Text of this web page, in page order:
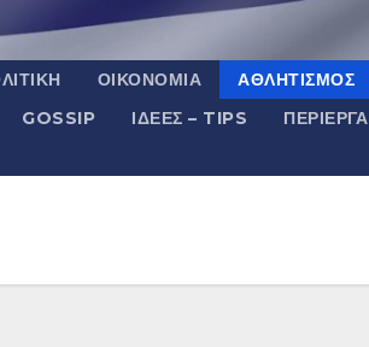
ΟΙΚΟΝΟΜΊΑ ΑΘΛΗΤΙΣΜΌΣ
GOSSIP ΙΔΈΕΣ – TIPS ΠΕΡΊΕΡΓΑ